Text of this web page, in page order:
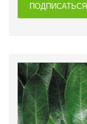
ПОДПИСАТЬСЯ